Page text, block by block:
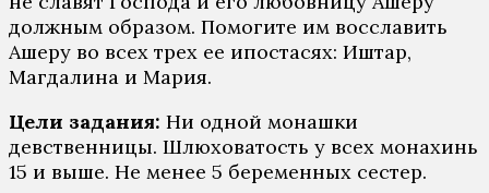
должным образом. Помогите им восславить
Ашеру во всех трех ее ипостасях: Иштар,
Магдалина и Мария.
Цели задания: Ни одной монашки
девственницы. Шлюховатость у всех монахинь
15 и выше. Не менее 5 беременных сестер.